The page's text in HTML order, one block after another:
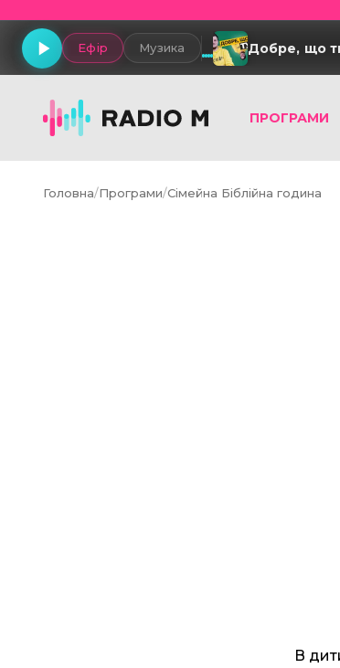
Ефір Музика Добре, що
ПРОГРАМИ
Головна/Програми/Сімейна Біблійна година
В